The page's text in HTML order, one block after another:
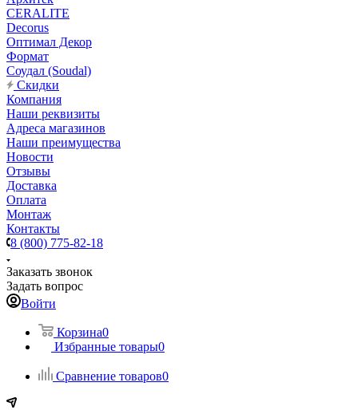
CERALITE
Decorus
Оптимал Декор
Формат
Соудал (Soudal)
Скидки
Компания
Наши реквизиты
Адреса магазинов
Наши преимущества
Новости
Отзывы
Доставка
Оплата
Монтаж
Контакты
8 (800) 775-82-18
Заказать звонок
Задать вопрос
Войти
Корзина0
Избранные товары0
Сравнение товаров0